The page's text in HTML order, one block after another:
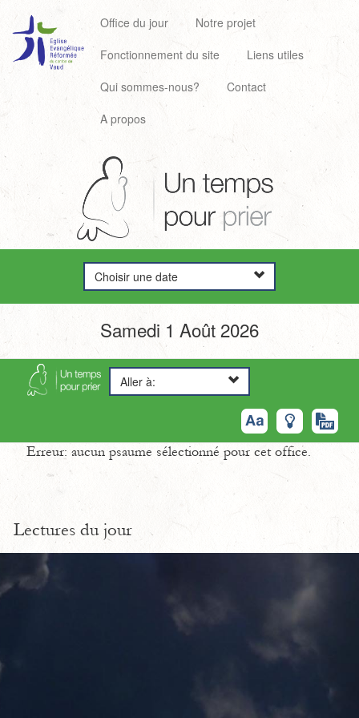
Office du jour
Notre projet
Fonctionnement du site
Liens utiles
Qui sommes-nous?
Contact
A propos
Choisir une date
Samedi 1 Août 2026
Aller à:
Erreur: aucun psaume sélectionné pour cet office.
Lectures du jour